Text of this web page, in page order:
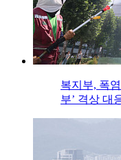
복지부, 폭
부’ 격상 대